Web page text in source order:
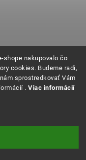
shope nakupovalo čo
cookies. Budeme radi,
sprostredkovať Vám
.Viac informácií